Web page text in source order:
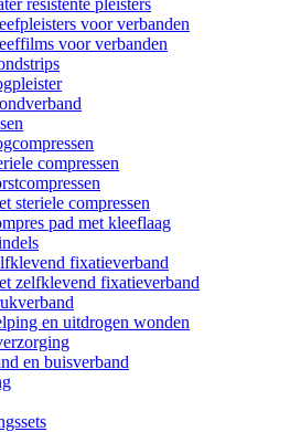
resistente pleisters
voor verbanden
voor verbanden
compressen
steriele compressen
pad met kleeflaag
fixatieverband
zelfklevend fixatieverband
en uitdrogen wonden
en buisverband